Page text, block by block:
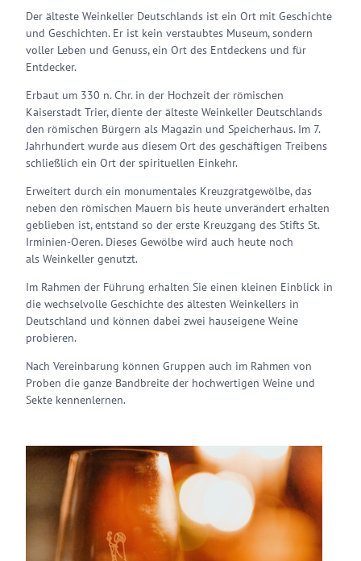
Der älteste Weinkeller Deutschlands ist ein Ort mit Geschichte
und Geschichten. Er ist kein verstaubtes Museum, sondern
voller Leben und Genuss, ein Ort des Entdeckens und für
Entdecker.
Erbaut um 330 n. Chr. in der Hochzeit der römischen
Kaiserstadt Trier, diente der älteste Weinkeller Deutschlands
den römischen Bürgern als Magazin und Speicherhaus. Im 7.
Jahrhundert wurde aus diesem Ort des geschäftigen Treibens
schließlich ein Ort der spirituellen Einkehr.
Erweitert durch ein monumentales Kreuzgratgewölbe, das
neben den römischen Mauern bis heute unverändert erhalten
geblieben ist, entstand so der erste Kreuzgang des Stifts St.
Irminien-Oeren. Dieses Gewölbe wird auch heute noch
als Weinkeller genutzt.
Im Rahmen der Führung erhalten Sie einen kleinen Einblick in
die wechselvolle Geschichte des ältesten Weinkellers in
Deutschland und können dabei zwei hauseigene Weine
probieren.
Nach Vereinbarung können Gruppen auch im Rahmen von
Proben die ganze Bandbreite der hochwertigen Weine und
Sekte kennenlernen.